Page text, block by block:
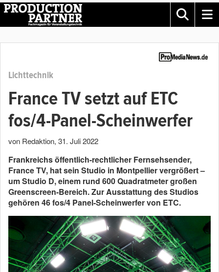
Lichttechnik
France TV setzt auf ETC
fos/4-Panel-Scheinwerfer
von Redaktion, 31. Juli 2022
Frankreichs öffentlich-rechtlicher Fernsehsender,
France TV, hat sein Studio in Montpellier vergrößert –
um Studio D, einem rund 600 Quadratmeter großen
Greenscreen-Bereich. Zur Ausstattung des Studios
gehören 46 fos/4 Panel-Scheinwerfer von ETC.